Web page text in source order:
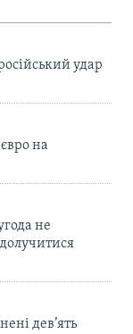
удар
на
не
дев’ять